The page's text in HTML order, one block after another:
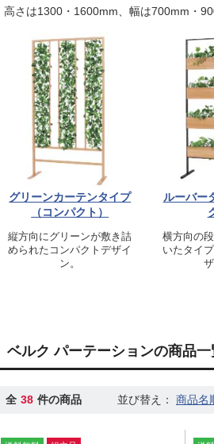
高さは1300・1600mm、幅は700mm・
グリーンカーテンタイプ
（コンパクト）
縦方向にグリーンが敷き詰
められたコンパクトデザイ
ン。
ルーバー
横方向の
いたタイ
ベルク パーテーションの商品一
全 38 件の商品 並び替え：